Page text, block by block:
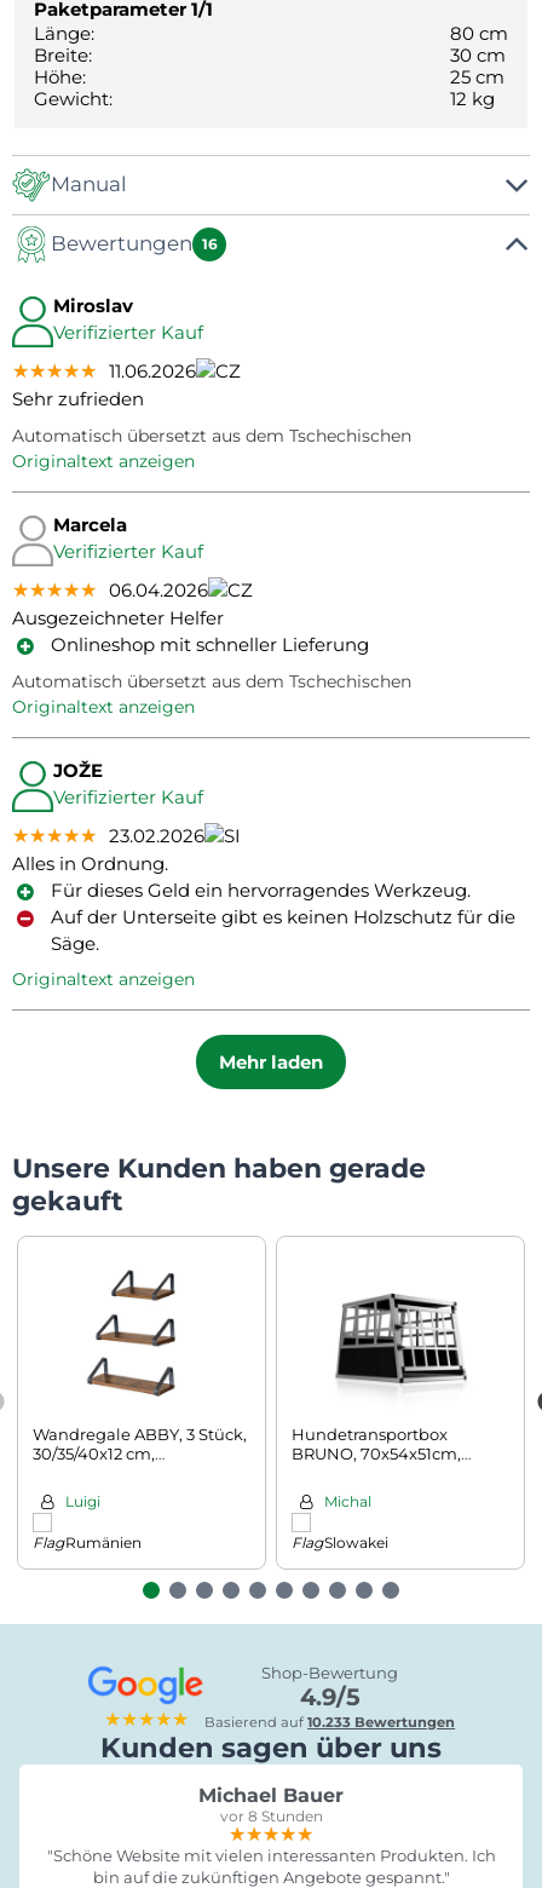
Paketparameter 1/1
Länge:
80 cm
Breite:
30 cm
Höhe:
25 cm
Gewicht:
12 kg
Manual
Handbuch
Bewertungen 16
Miroslav
Verifizierter Kauf
★★★★★
★★★★★
★★★★★ 11.06.2026
Sehr zufrieden
Automatisch übersetzt aus dem Tschechischen
Originaltext anzeigen
Marcela
Verifizierter Kauf
★★★★★
★★★★★
★★★★★ 06.04.2026
Ausgezeichneter Helfer
Onlineshop mit schneller Lieferung
Automatisch übersetzt aus dem Tschechischen
Originaltext anzeigen
JOŽE
Verifizierter Kauf
★★★★★
★★★★★
★★★★★ 23.02.2026
Alles in Ordnung.
Für dieses Geld ein hervorragendes Werkzeug.
Auf der Unterseite gibt es keinen Holzschutz für die
Säge.
Originaltext anzeigen
Mehr laden
Unsere Kunden haben gerade
gekauft
Wandregale ABBY, 3 Stück,
30/35/40x12 cm,
Luigi
Rumänien
Hundetransportbox
BRUNO, 70x54x51cm,
Michal
Slowakei
★★★★★
Shop-Bewertung
4.9/5
Basierend auf10.233 Bewertungen
Kunden sagen über uns
Michael Bauer
vor 8 Stunden
★★★★★
★★★★★
★★★★★
"Schöne Website mit vielen interessanten Produkten. Ich
bin auf die zukünftigen Angebote gespannt."